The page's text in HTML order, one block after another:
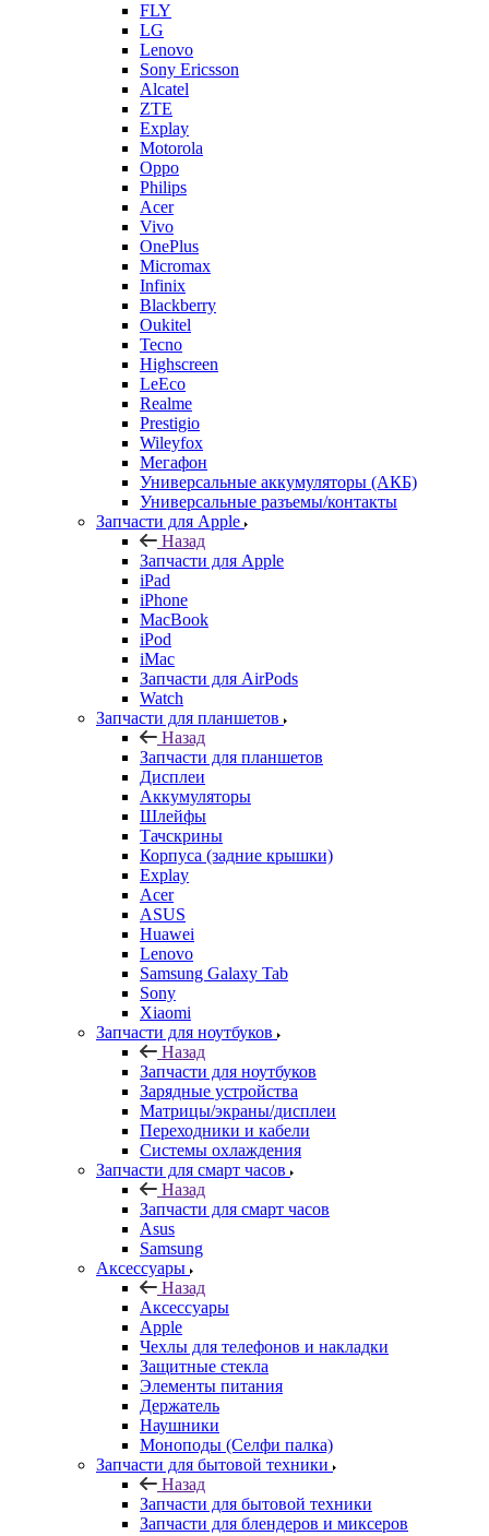
Alcatel
ZTE
Explay
Motorola
Oppo
Philips
Acer
Vivo
OnePlus
Micromax
Infinix
Blackberry
Oukitel
Tecno
Highscreen
LeEco
Realme
Prestigio
Wileyfox
Мегафон
Универсальные аккумуляторы (АКБ)
Универсальные разъемы/контакты
Запчасти для Apple
Назад
Запчасти для Apple
iPad
iPhone
MacBook
iPod
iMac
Запчасти для AirPods
Watch
Запчасти для планшетов
Назад
Запчасти для планшетов
Дисплеи
Аккумуляторы
Шлейфы
Тачскрины
Корпуса (задние крышки)
Explay
Acer
ASUS
Huawei
Lenovo
Samsung Galaxy Tab
Sony
Xiaomi
Запчасти для ноутбуков
Назад
Запчасти для ноутбуков
Зарядные устройства
Матрицы/экраны/дисплеи
Переходники и кабели
Системы охлаждения
Запчасти для смарт часов
Назад
Запчасти для смарт часов
Asus
Samsung
Аксессуары
Назад
Аксессуары
Apple
Чехлы для телефонов и накладки
Защитные стекла
Элементы питания
Держатель
Наушники
Моноподы (Селфи палка)
Запчасти для бытовой техники
Назад
Запчасти для бытовой техники
Запчасти для блендеров и миксеров
Запчасти для водонагревателей
Запчасти для кофемашин
Запчасти для кулеров
Запчасти для кухонных комбаинов